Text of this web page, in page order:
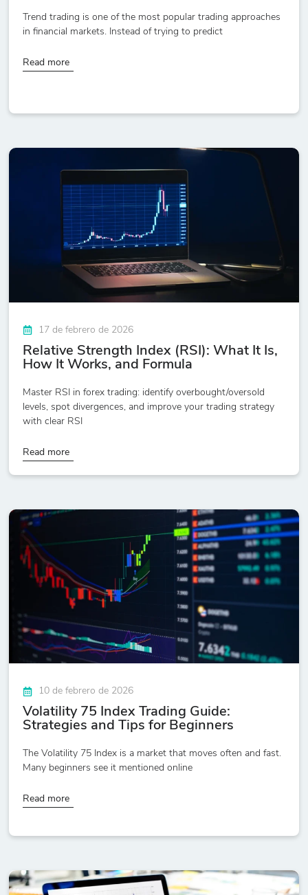
Trend trading is one of the most popular trading approaches
in financial markets. Instead of trying to predict
Read more
17 de febrero de 2026
Relative Strength Index (RSI): What It Is,
How It Works, and Formula
Master RSI in forex trading: identify overbought/oversold
levels, spot divergences, and improve your trading strategy
with clear RSI
Read more
10 de febrero de 2026
Volatility 75 Index Trading Guide:
Strategies and Tips for Beginners
The Volatility 75 Index is a market that moves often and fast.
Many beginners see it mentioned online
Read more